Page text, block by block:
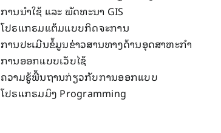
ການ​ນໍາ​ໃຊ້ ​ແລະ ພັດທະນາ GIS
​ໂປຣແກຣມ​ແຕ້ມ​ແບບ​ກິດຈະການ
ການ​ປະ​ເມີນ​ຂໍ້​ມູນ​ຂ່າວສານ​ທາງ​ດ້ານ​ອຸດສາຫະກໍາ
ການ​ອອກ​ແບບ​ເວັບ​ໄຊ​້
ຄວາມ​ຮູ້​ພື້ນຖານ​ກ່ຽວກັບ​ການ​ອອກ​ແບບ
​ໂປຣແກຣມມິ​ງ Programming